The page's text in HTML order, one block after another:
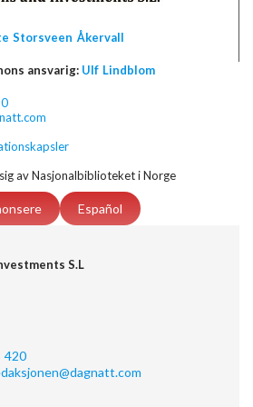
Storsveen Åkervall
ansvarig: Ulf Lindblom
av Nasjonalbiblioteket i Norge
Español
S.L
420